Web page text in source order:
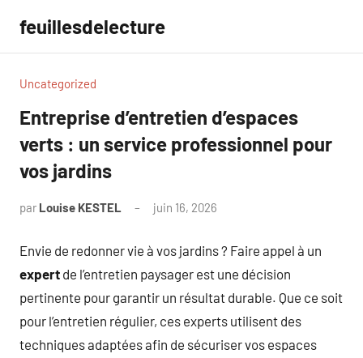
contenu
feuillesdelecture
Uncategorized
Entreprise d’entretien d’espaces
verts : un service professionnel pour
vos jardins
par Louise KESTEL juin 16, 2026
Envie de redonner vie à vos jardins ? Faire appel à un
expert de l’entretien paysager est une décision
pertinente pour garantir un résultat durable. Que ce soit
pour l’entretien régulier, ces experts utilisent des
techniques adaptées afin de sécuriser vos espaces